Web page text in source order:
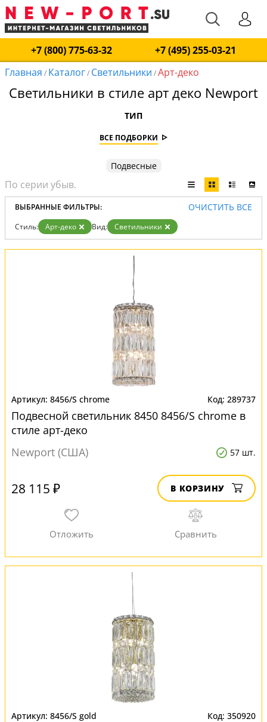
+7 (800) 775-63-32
+7 (495) 255-03-21
Главная / Каталог/ Светильники /Арт-деко
Светильники в стиле арт деко Newport
ТИП
ВСЕ ПОДБОРКИ
Подвесные
ВЫБРАННЫЕ ФИЛЬТРЫ: ОЧИСТИТЬ ВСЕ
Стиль: Арт-деко Вид: Светильники
8456/S chrome 289737
Подвесной светильник 8450 8456/S chrome в
стиле арт-деко
Newport (США)
57 шт.
28 115 ₽ В КОРЗИНУ
8456/S gold 350920